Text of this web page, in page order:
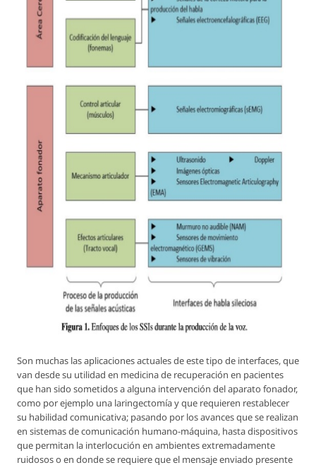
Son muchas las aplicaciones actuales de este tipo de interfaces, que
van desde su utilidad en medicina de recuperación en pacientes
que han sido sometidos a alguna intervención del aparato fonador,
como por ejemplo una laringectomía y que requieren restablecer
su habilidad comunicativa; pasando por los avances que se realizan
en sistemas de comunicación humano-máquina, hasta dispositivos
que permitan la interlocución en ambientes extremadamente
ruidosos o en donde se requiere que el mensaje enviado presente